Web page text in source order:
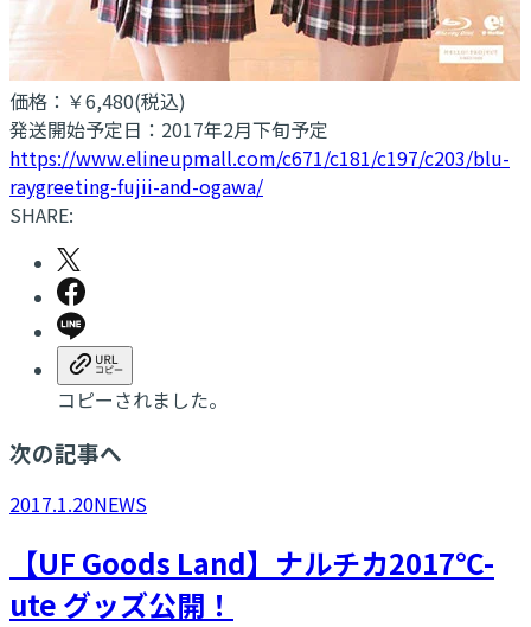
価格：￥6,480(税込)
発送開始予定日：2017年2月下旬予定
https://www.elineupmall.com/c671/c181/c197/c203/blu-
raygreeting-fujii-and-ogawa/
SHARE:
コピーされました。
次の記事へ
2017.1.20NEWS
【UF Goods Land】ナルチカ2017℃-
ute グッズ公開！